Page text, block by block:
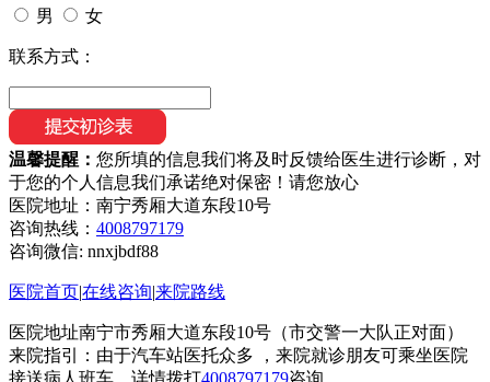
男 女
联系方式：
温馨提醒： 您所填的信息我们将及时反馈给医生进行诊断，对
于您的个人信息我们承诺绝对保密！请您放心
医院地址：南宁秀厢大道东段10号
咨询热线： 4008797179
咨询微信: nnxjbdf88
医院首页|在线咨询|来院路线
医院地址南宁市秀厢大道东段10号（市交警一大队正对面）
来院指引：由于汽车站医托众多 ，来院就诊朋友可乘坐医院
接送病人班车，详情拨打4008797179咨询。